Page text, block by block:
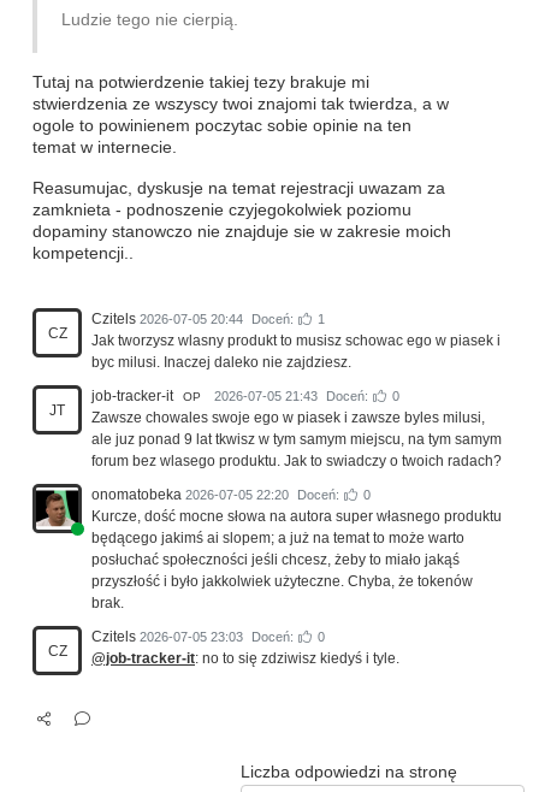
Ludzie tego nie cierpią.
Tutaj na potwierdzenie takiej tezy brakuje mi
stwierdzenia ze wszyscy twoi znajomi tak twierdza, a w
ogole to powinienem poczytac sobie opinie na ten
temat w internecie.
Reasumujac, dyskusje na temat rejestracji uwazam za
zamknieta - podnoszenie czyjegokolwiek poziomu
dopaminy stanowczo nie znajduje sie w zakresie moich
kompetencji..
CZ
Czitels 2026-07-05 20:44 Doceń: 1
Jak tworzysz wlasny produkt to musisz schowac ego w piasek i
byc milusi. Inaczej daleko nie zajdziesz.
JT
job-tracker-it OP 2026-07-05 21:43 Doceń: 0
Zawsze chowales swoje ego w piasek i zawsze byles milusi,
ale juz ponad 9 lat tkwisz w tym samym miejscu, na tym samym
forum bez wlasego produktu. Jak to swiadczy o twoich radach?
onomatobeka 2026-07-05 22:20 Doceń: 0
Kurcze, dość mocne słowa na autora super własnego produktu
będącego jakimś ai slopem; a już na temat to może warto
posłuchać społeczności jeśli chcesz, żeby to miało jakąś
przyszłość i było jakkolwiek użyteczne. Chyba, że tokenów
brak.
CZ
Czitels 2026-07-05 23:03 Doceń: 0
@job-tracker-it: no to się zdziwisz kiedyś i tyle.
Liczba odpowiedzi na stronę